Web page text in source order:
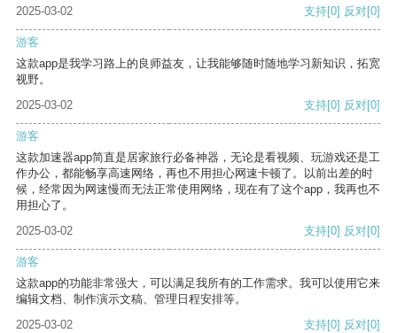
2025-03-02 支持[0] 反对[0]
游客
这款app是我学习路上的良师益友，让我能够随时随地学习新知识，拓宽
视野。
2025-03-02
支持[0] 反对[0]
游客
这款加速器app简直是居家旅行必备神器，无论是看视频、玩游戏还是工
作办公，都能畅享高速网络，再也不用担心网速卡顿了。以前出差的时
候，经常因为网速慢而无法正常使用网络，现在有了这个app，我再也不
用担心了。
2025-03-02
支持[0] 反对[0]
游客
这款app的功能非常强大，可以满足我所有的工作需求。我可以使用它来
编辑文档、制作演示文稿、管理日程安排等。
2025-03-02
支持[0] 反对[0]